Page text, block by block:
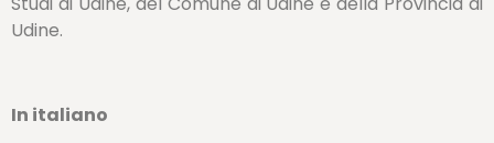
Udine.
In italiano